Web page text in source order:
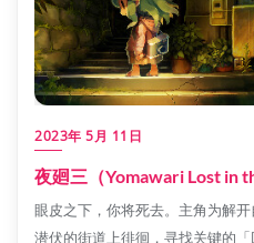
2023年 5月 11日
夜廻三（Yomawari Lost in
眼皮之下，你将死去。主角为解
潜伏的街道上徘徊，寻找关键的